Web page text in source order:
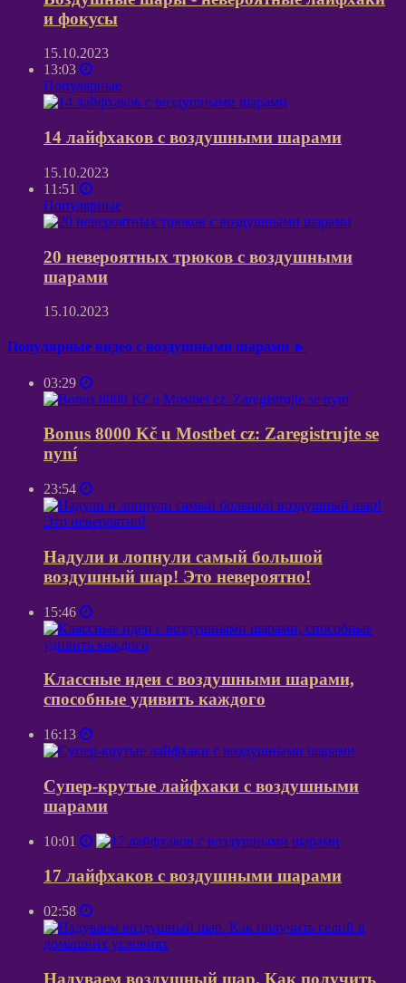
и фокусы
15.10.2023
13:03
Популярные
14 лайфхаков с воздушными шарами
15.10.2023
11:51
Популярные
20 невероятных трюков с воздушными
шарами
15.10.2023
Популярные видео с воздушными шарами ►
03:29
Bonus 8000 Kč u Mostbet cz: Zaregistrujte se
nyní
23:54
Надули и лопнули самый большой
воздушный шар! Это невероятно!
15:46
Классные идеи с воздушными шарами,
способные удивить каждого
16:13
Супер-крутые лайфхаки с воздушными
шарами
10:01
17 лайфхаков с воздушными шарами
02:58
Надуваем воздушный шар. Как получить